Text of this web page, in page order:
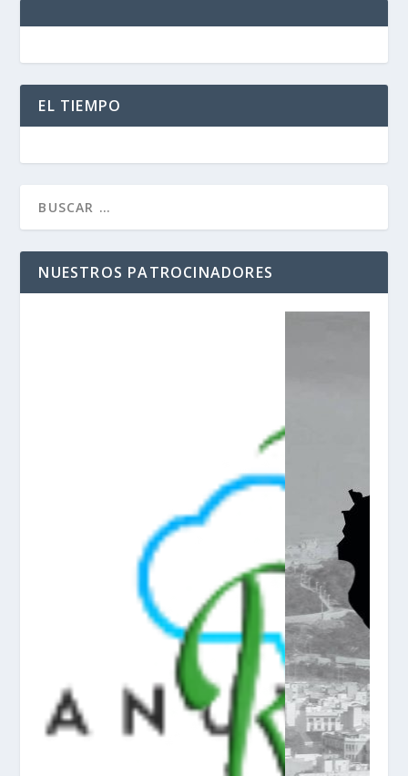
EL TIEMPO
NUESTROS PATROCINADORES